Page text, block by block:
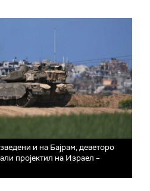
и на Бајрам, деветоро
пројектил на Израел –